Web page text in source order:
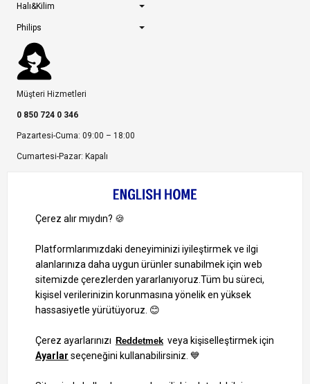
Halı&Kilim
Philips
Müşteri Hizmetleri
0 850 724 0 346
Pazartesi-Cuma: 09:00 – 18:00
Cumartesi-Pazar: Kapalı
Ayrıcalıklardan yararlanmak için uygulamamızı indirin.
1000 TL ve Üzeri Alışverişlerinizde Kargo Bedava!
Bilgi Toplum Hizmetleri